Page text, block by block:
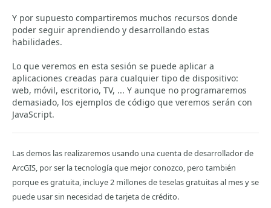
Y por supuesto compartiremos muchos recursos donde
poder seguir aprendiendo y desarrollando estas
habilidades.
Lo que veremos en esta sesión se puede aplicar a
aplicaciones creadas para cualquier tipo de dispositivo:
web, móvil, escritorio, TV, ... Y aunque no programaremos
demasiado, los ejemplos de código que veremos serán con
JavaScript.
Las demos las realizaremos usando una cuenta de desarrollador de
ArcGIS, por ser la tecnología que mejor conozco, pero también
porque es gratuita, incluye 2 millones de teselas gratuitas al mes y se
puede usar sin necesidad de tarjeta de crédito.